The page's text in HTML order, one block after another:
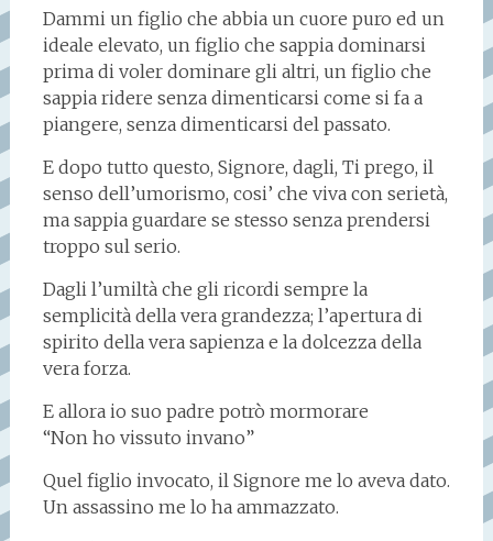
Dammi un figlio che abbia un cuore puro ed un
ideale elevato, un figlio che sappia dominarsi
prima di voler dominare gli altri, un figlio che
sappia ridere senza dimenticarsi come si fa a
piangere, senza dimenticarsi del passato.
E dopo tutto questo, Signore, dagli, Ti prego, il
senso dell’umorismo, cosi’ che viva con serietà,
ma sappia guardare se stesso senza prendersi
troppo sul serio.
Dagli l’umiltà che gli ricordi sempre la
semplicità della vera grandezza; l’apertura di
spirito della vera sapienza e la dolcezza della
vera forza.
E allora io suo padre potrò mormorare
“Non ho vissuto invano”
Quel figlio invocato, il Signore me lo aveva dato.
Un assassino me lo ha ammazzato.